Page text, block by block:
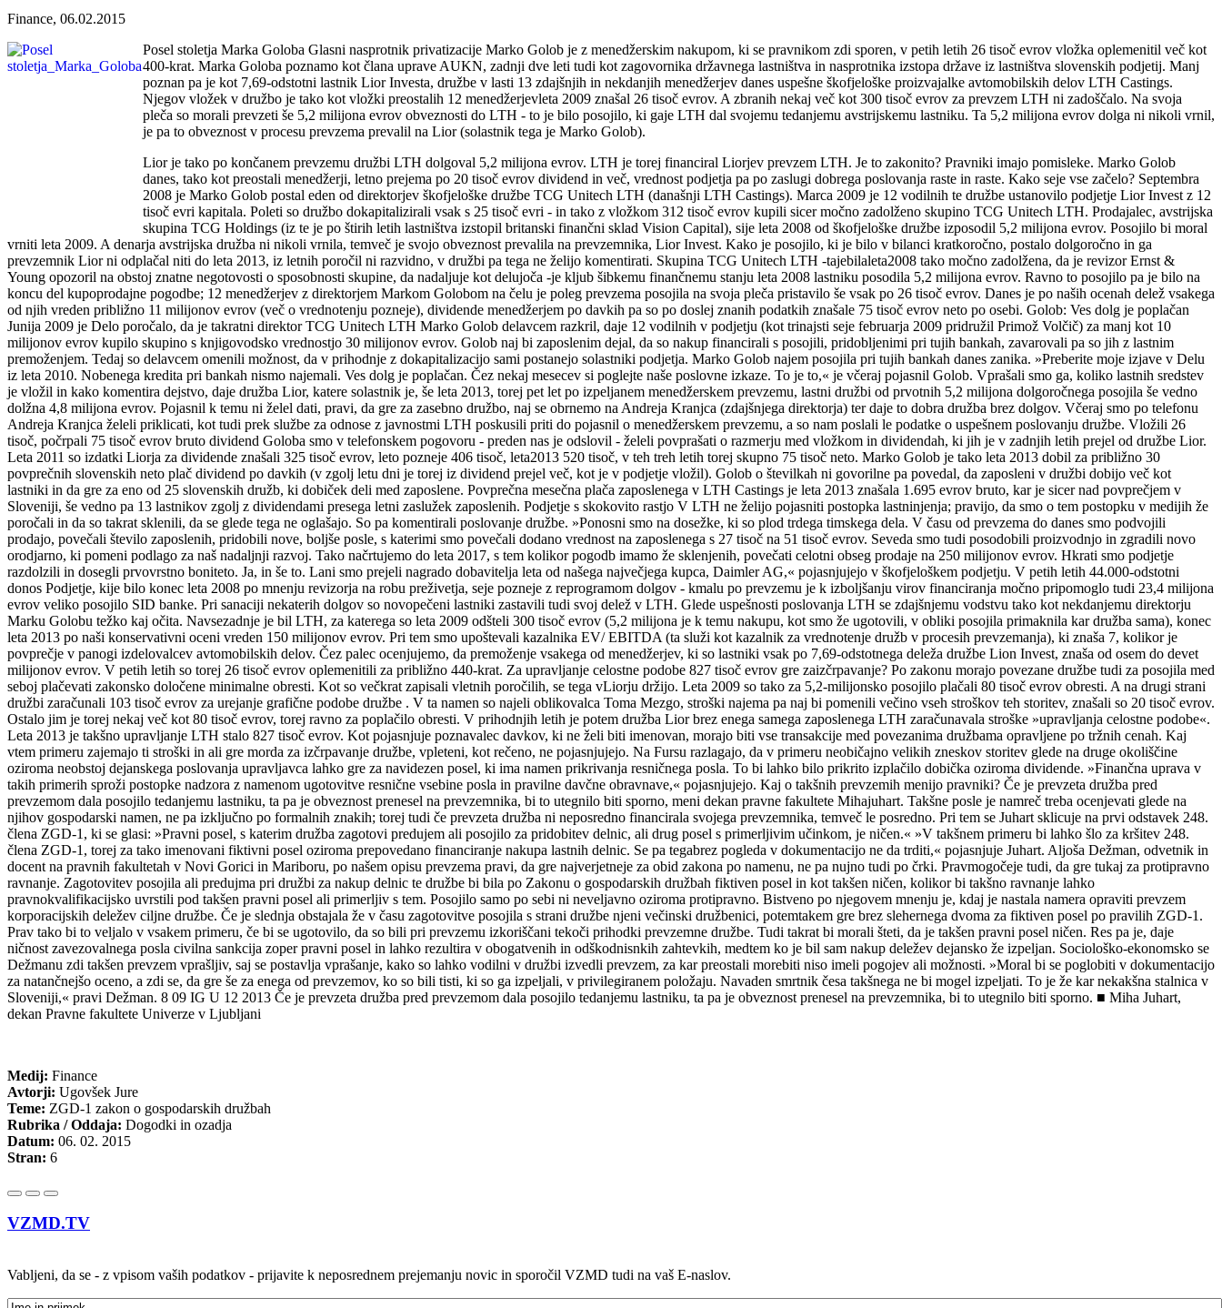
Finance, 06.02.2015
Posel stoletja Marka Goloba Glasni nasprotnik privatizacije Marko Golob je z menedžerskim nakupom, ki se pravnikom zdi sporen, v petih letih 26 tisoč evrov vložka oplemenitil več kot
400-krat. Marka Goloba poznamo kot člana uprave AUKN, zadnji dve leti tudi kot zagovornika državnega lastništva in nasprotnika izstopa države iz lastništva slovenskih podjetij. Manj
poznan pa je kot 7,69-odstotni lastnik Lior Investa, družbe v lasti 13 zdajšnjih in nekdanjih menedžerjev danes uspešne škofjeloške proizvajalke avtomobilskih delov LTH Castings.
Njegov vložek v družbo je tako kot vložki preostalih 12 menedžerjevleta 2009 znašal 26 tisoč evrov. A zbranih nekaj več kot 300 tisoč evrov za prevzem LTH ni zadoščalo. Na svoja
pleča so morali prevzeti še 5,2 milijona evrov obveznosti do LTH - to je bilo posojilo, ki gaje LTH dal svojemu tedanjemu avstrijskemu lastniku. Ta 5,2 milijona evrov dolga ni nikoli vrnil,
je pa to obveznost v procesu prevzema prevalil na Lior (solastnik tega je Marko Golob).
Lior je tako po končanem prevzemu družbi LTH dolgoval 5,2 milijona evrov. LTH je torej financiral Liorjev prevzem LTH. Je to zakonito? Pravniki imajo pomisleke. Marko Golob danes, tako kot preostali menedžerji, letno prejema po 20 tisoč evrov dividend in več, vrednost podjetja pa po zaslugi dobrega poslovanja raste in raste. Kako seje vse začelo? Septembra 2008 je Marko Golob postal eden od direktorjev škofjeloške družbe TCG Unitech LTH (današnji LTH Castings). Marca 2009 je 12 vodilnih te družbe ustanovilo podjetje Lior Invest z 12 tisoč evri kapitala. Poleti so družbo dokapitalizirali vsak s 25 tisoč evri - in tako z vložkom 312 tisoč evrov kupili sicer močno zadolženo skupino TCG Unitech LTH. Prodajalec, avstrijska skupina TCG Holdings (iz te je po štirih letih lastništva izstopil britanski finančni sklad Vision Capital), sije leta 2008 od škofjeloške družbe izposodil 5,2 milijona evrov. Posojilo bi moral vrniti leta 2009. A denarja avstrijska družba ni nikoli vrnila, temveč je svojo obveznost prevalila na prevzemnika, Lior Invest. Kako je posojilo, ki je bilo v bilanci kratkoročno, postalo dolgoročno in ga prevzemnik Lior ni odplačal niti do leta 2013, iz letnih poročil ni razvidno, v družbi pa tega ne želijo komentirati. Skupina TCG Unitech LTH -tajebilaleta2008 tako močno zadolžena, da je revizor Ernst & Young opozoril na obstoj znatne negotovosti o sposobnosti skupine, da nadaljuje kot delujoča -je kljub šibkemu finančnemu stanju leta 2008 lastniku posodila 5,2 milijona evrov. Ravno to posojilo pa je bilo na koncu del kupoprodajne pogodbe; 12 menedžerjev z direktorjem Markom Golobom na čelu je poleg prevzema posojila na svoja pleča pristavilo še vsak po 26 tisoč evrov. Danes je po naših ocenah delež vsakega od njih vreden približno 11 milijonov evrov (več o vrednotenju pozneje), dividende menedžerjem po davkih pa so po doslej znanih podatkih znašale 75 tisoč evrov neto po osebi. Golob: Ves dolg je poplačan Junija 2009 je Delo poročalo, da je takratni direktor TCG Unitech LTH Marko Golob delavcem razkril, daje 12 vodilnih v podjetju (kot trinajsti seje februarja 2009 pridružil Primož Volčič) za manj kot 10 milijonov evrov kupilo skupino s knjigovodsko vrednostjo 30 milijonov evrov. Golob naj bi zaposlenim dejal, da so nakup financirali s posojili, pridobljenimi pri tujih bankah, zavarovali pa so jih z lastnim premoženjem. Tedaj so delavcem omenili možnost, da v prihodnje z dokapitalizacijo sami postanejo solastniki podjetja. Marko Golob najem posojila pri tujih bankah danes zanika. »Preberite moje izjave v Delu iz leta 2010. Nobenega kredita pri bankah nismo najemali. Ves dolg je poplačan. Čez nekaj mesecev si poglejte naše poslovne izkaze. To je to,« je včeraj pojasnil Golob. Vprašali smo ga, koliko lastnih sredstev je vložil in kako komentira dejstvo, daje družba Lior, katere solastnik je, še leta 2013, torej pet let po izpeljanem menedžerskem prevzemu, lastni družbi od prvotnih 5,2 milijona dolgoročnega posojila še vedno dolžna 4,8 milijona evrov. Pojasnil k temu ni želel dati, pravi, da gre za zasebno družbo, naj se obrnemo na Andreja Kranjca (zdajšnjega direktorja) ter daje to dobra družba brez dolgov. Včeraj smo po telefonu Andreja Kranjca želeli priklicati, kot tudi prek službe za odnose z javnostmi LTH poskusili priti do pojasnil o menedžerskem prevzemu, a so nam poslali le podatke o uspešnem poslovanju družbe. Vložili 26 tisoč, počrpali 75 tisoč evrov bruto dividend Goloba smo v telefonskem pogovoru - preden nas je odslovil - želeli povprašati o razmerju med vložkom in dividendah, ki jih je v zadnjih letih prejel od družbe Lior. Leta 2011 so izdatki Liorja za dividende znašali 325 tisoč evrov, leto pozneje 406 tisoč, leta2013 520 tisoč, v teh treh letih torej skupno 75 tisoč neto. Marko Golob je tako leta 2013 dobil za približno 30 povprečnih slovenskih neto plač dividend po davkih (v zgolj letu dni je torej iz dividend prejel več, kot je v podjetje vložil). Golob o številkah ni govorilne pa povedal, da zaposleni v družbi dobijo več kot lastniki in da gre za eno od 25 slovenskih družb, ki dobiček deli med zaposlene. Povprečna mesečna plača zaposlenega v LTH Castings je leta 2013 znašala 1.695 evrov bruto, kar je sicer nad povprečjem v Sloveniji, še vedno pa 13 lastnikov zgolj z dividendami presega letni zaslužek zaposlenih. Podjetje s skokovito rastjo V LTH ne želijo pojasniti postopka lastninjenja; pravijo, da smo o tem postopku v medijih že poročali in da so takrat sklenili, da se glede tega ne oglašajo. So pa komentirali poslovanje družbe. »Ponosni smo na dosežke, ki so plod trdega timskega dela. V času od prevzema do danes smo podvojili prodajo, povečali število zaposlenih, pridobili nove, boljše posle, s katerimi smo povečali dodano vrednost na zaposlenega s 27 tisoč na 51 tisoč evrov. Seveda smo tudi posodobili proizvodnjo in zgradili novo orodjarno, ki pomeni podlago za naš nadaljnji razvoj. Tako načrtujemo do leta 2017, s tem kolikor pogodb imamo že sklenjenih, povečati celotni obseg prodaje na 250 milijonov evrov. Hkrati smo podjetje razdolzili in dosegli prvovrstno boniteto. Ja, in še to. Lani smo prejeli nagrado dobavitelja leta od našega največjega kupca, Daimler AG,« pojasnjujejo v škofjeloškem podjetju. V petih letih 44.000-odstotni donos Podjetje, kije bilo konec leta 2008 po mnenju revizorja na robu preživetja, seje pozneje z reprogramom dolgov - kmalu po prevzemu je k izboljšanju virov financiranja močno pripomoglo tudi 23,4 milijona evrov veliko posojilo SID banke. Pri sanaciji nekaterih dolgov so novopečeni lastniki zastavili tudi svoj delež v LTH. Glede uspešnosti poslovanja LTH se zdajšnjemu vodstvu tako kot nekdanjemu direktorju Marku Golobu težko kaj očita. Navsezadnje je bil LTH, za katerega so leta 2009 odšteli 300 tisoč evrov (5,2 milijona je k temu nakupu, kot smo že ugotovili, v obliki posojila primaknila kar družba sama), konec leta 2013 po naši konservativni oceni vreden 150 milijonov evrov. Pri tem smo upoštevali kazalnika EV/ EBITDA (ta služi kot kazalnik za vrednotenje družb v procesih prevzemanja), ki znaša 7, kolikor je povprečje v panogi izdelovalcev avtomobilskih delov. Čez palec ocenjujemo, da premoženje vsakega od menedžerjev, ki so lastniki vsak po 7,69-odstotnega deleža družbe Lion Invest, znaša od osem do devet milijonov evrov. V petih letih so torej 26 tisoč evrov oplemenitili za približno 440-krat. Za upravljanje celostne podobe 827 tisoč evrov gre zaizčrpavanje? Po zakonu morajo povezane družbe tudi za posojila med seboj plačevati zakonsko določene minimalne obresti. Kot so večkrat zapisali vletnih poročilih, se tega vLiorju držijo. Leta 2009 so tako za 5,2-milijonsko posojilo plačali 80 tisoč evrov obresti. A na drugi strani družbi zaračunali 103 tisoč evrov za urejanje grafične podobe družbe . V ta namen so najeli oblikovalca Toma Mezgo, stroški najema pa naj bi pomenili večino vseh stroškov teh storitev, znašali so 20 tisoč evrov. Ostalo jim je torej nekaj več kot 80 tisoč evrov, torej ravno za poplačilo obresti. V prihodnjih letih je potem družba Lior brez enega samega zaposlenega LTH zaračunavala stroške »upravljanja celostne podobe«. Leta 2013 je takšno upravljanje LTH stalo 827 tisoč evrov. Kot pojasnjuje poznavalec davkov, ki ne želi biti imenovan, morajo biti vse transakcije med povezanima družbama opravljene po tržnih cenah. Kaj vtem primeru zajemajo ti stroški in ali gre morda za izčrpavanje družbe, vpleteni, kot rečeno, ne pojasnjujejo. Na Fursu razlagajo, da v primeru neobičajno velikih zneskov storitev glede na druge okoliščine oziroma neobstoj dejanskega poslovanja upravljavca lahko gre za navidezen posel, ki ima namen prikrivanja resničnega posla. To bi lahko bilo prikrito izplačilo dobička oziroma dividende. »Finančna uprava v takih primerih sproži postopke nadzora z namenom ugotovitve resnične vsebine posla in pravilne davčne obravnave,« pojasnjujejo. Kaj o takšnih prevzemih menijo pravniki? Če je prevzeta družba pred prevzemom dala posojilo tedanjemu lastniku, ta pa je obveznost prenesel na prevzemnika, bi to utegnilo biti sporno, meni dekan pravne fakultete Mihajuhart. Takšne posle je namreč treba ocenjevati glede na njihov gospodarski namen, ne pa izključno po formalnih znakih; torej tudi če prevzeta družba ni neposredno financirala svojega prevzemnika, temveč le posredno. Pri tem se Juhart sklicuje na prvi odstavek 248. člena ZGD-1, ki se glasi: »Pravni posel, s katerim družba zagotovi predujem ali posojilo za pridobitev delnic, ali drug posel s primerljivim učinkom, je ničen.« »V takšnem primeru bi lahko šlo za kršitev 248. člena ZGD-1, torej za tako imenovani fiktivni posel oziroma prepovedano financiranje nakupa lastnih delnic. Se pa tegabrez pogleda v dokumentacijo ne da trditi,« pojasnjuje Juhart. Aljoša Dežman, odvetnik in docent na pravnih fakultetah v Novi Gorici in Mariboru, po našem opisu prevzema pravi, da gre najverjetneje za obid zakona po namenu, ne pa nujno tudi po črki. Pravmogočeje tudi, da gre tukaj za protipravno ravnanje. Zagotovitev posojila ali predujma pri družbi za nakup delnic te družbe bi bila po Zakonu o gospodarskih družbah fiktiven posel in kot takšen ničen, kolikor bi takšno ravnanje lahko pravnokvalifikacijsko uvrstili pod takšen pravni posel ali primerljiv s tem. Posojilo samo po sebi ni neveljavno oziroma protipravno. Bistveno po njegovem mnenju je, kdaj je nastala namera opraviti prevzem korporacijskih deležev ciljne družbe. Če je slednja obstajala že v času zagotovitve posojila s strani družbe njeni večinski družbenici, potemtakem gre brez slehernega dvoma za fiktiven posel po pravilih ZGD-1. Prav tako bi to veljalo v vsakem primeru, če bi se ugotovilo, da so bili pri prevzemu izkoriščani tekoči prihodki prevzemne družbe. Tudi takrat bi morali šteti, da je takšen pravni posel ničen. Res pa je, daje ničnost zavezovalnega posla civilna sankcija zoper pravni posel in lahko rezultira v obogatvenih in odškodnisnkih zahtevkih, medtem ko je bil sam nakup deležev dejansko že izpeljan. Sociološko-ekonom
Medij: Finance
Avtorji: Ugovšek Jure
Teme: ZGD-1 zakon o gospodarskih družbah
Rubrika / Oddaja: Dogodki in ozadja
Datum: 06. 02. 2015
Stran: 6
VZMD.TV
Vabljeni, da se - z vpisom vaših podatkov - prijavite k neposrednem prejemanju novic in sporočil VZMD tudi na vaš E-naslov.